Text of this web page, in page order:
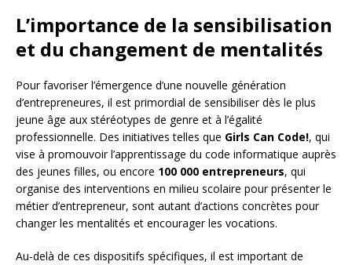
L’importance de la sensibilisation
et du changement de mentalités
Pour favoriser l’émergence d’une nouvelle génération
d’entrepreneures, il est primordial de sensibiliser dès le plus
jeune âge aux stéréotypes de genre et à l’égalité
professionnelle. Des initiatives telles que Girls Can Code!, qui
vise à promouvoir l’apprentissage du code informatique auprès
des jeunes filles, ou encore 100 000 entrepreneurs, qui
organise des interventions en milieu scolaire pour présenter le
métier d’entrepreneur, sont autant d’actions concrètes pour
changer les mentalités et encourager les vocations.
Au-delà de ces dispositifs spécifiques, il est important de